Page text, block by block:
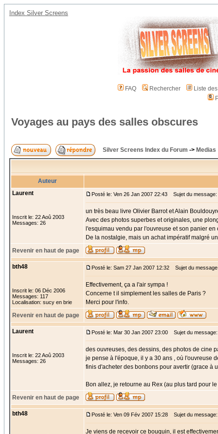
Index Silver Screens
FAQ Rechercher
Liste
Voyages au pays des salles obscures
Silver Screens Index du Forum -> Medias
Auteur
Laurent
Inscrit le: 22 Aoû 2003
Messages: 26
Posté le: Ven 26 Jan 2007 22:43 Sujet du
un très beau livre Olivier Barrot et Alain
Avec des photos superbes et originales, une
l'esquimau vendu par l'ouvreuse et son panier en
De la nostalgie, mais un achat impératif malgré
Revenir en haut de page
bth48
Inscrit le: 06 Déc 2006
Messages: 117
Localisation: sucy en brie
Posté le: Sam 27 Jan 2007 12:32 Sujet du
Effectivement, ça a l'air sympa !
Concerne t il simplement les salles de Paris ?
Merci pour l'info.
Revenir en haut de page
Laurent
Inscrit le: 22 Aoû 2003
Messages: 26
Posté le: Mar 30 Jan 2007 23:00 Sujet du
des ouvreuses, des dessins, des photos de cine
je pense à l'époque, il y a 30 ans , où l'ouvreuse
finis d'acheter des bonbons pour avertir (grace à
Bon allez, je retourne au Rex (au plus tard pour
Revenir en haut de page
bth48 Posté le: Ven 09 Fév 2007 15:28 Sujet du message:
Je viens de recevoir ce bouquin, il est